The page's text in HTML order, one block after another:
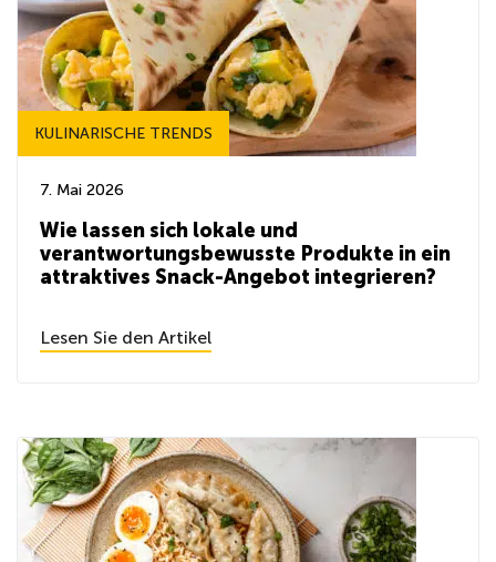
KULINARISCHE TRENDS
7. Mai 2026
Wie lassen sich lokale und
verantwortungsbewusste Produkte in ein
attraktives Snack-Angebot integrieren?
Lesen Sie den Artikel